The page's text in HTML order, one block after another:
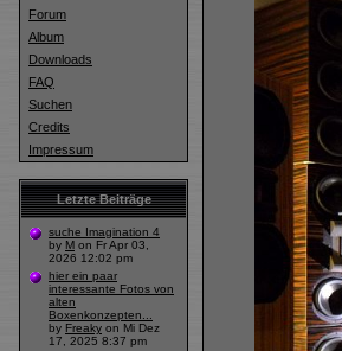
Forum
Album
Downloads
FAQ
Suchen
Credits
Impressum
Letzte Beiträge
suche Imagination 4
by M on Fr Apr 03,
2026 12:02 pm
hier ein paar
interessante Fotos von
alten
Boxenkonzepten...
by Freaky on Mi Dez
17, 2025 8:37 pm